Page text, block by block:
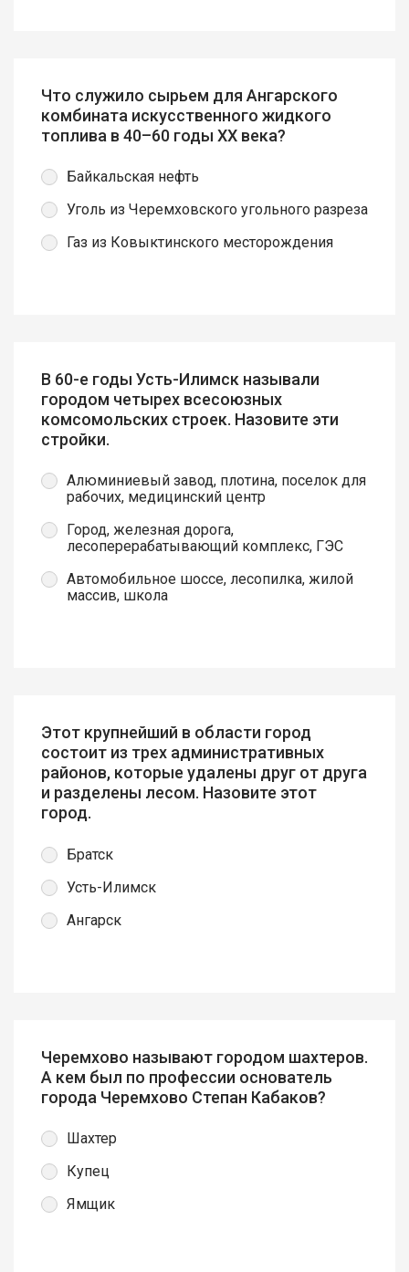
Что служило сырьем для Ангарского
комбината искусственного жидкого
топлива в 40–60 годы ХХ века?
Байкальская нефть
Уголь из Черемховского угольного разреза
Газ из Ковыктинского месторождения
В 60-е годы Усть-Илимск называли
городом четырех всесоюзных
комсомольских строек. Назовите эти
стройки.
Алюминиевый завод, плотина, поселок для
рабочих, медицинский центр
Город, железная дорога,
лесоперерабатывающий комплекс, ГЭС
Автомобильное шоссе, лесопилка, жилой
массив, школа
Этот крупнейший в области город
состоит из трех административных
районов, которые удалены друг от друга
и разделены лесом. Назовите этот
город.
Братск
Усть-Илимск
Ангарск
Черемхово называют городом шахтеров.
А кем был по профессии основатель
города Черемхово Степан Кабаков?
Шахтер
Купец
Ямщик